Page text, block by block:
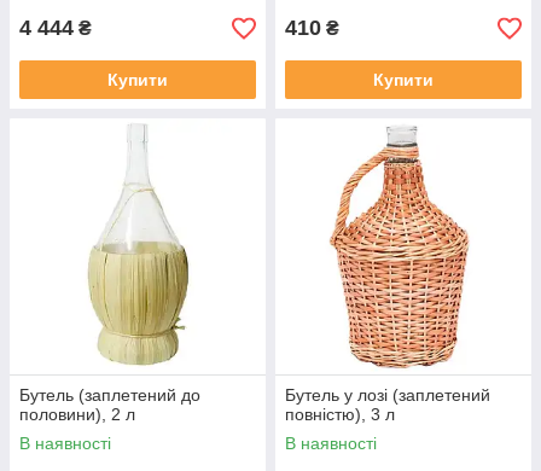
4 444 ₴
Купити
410 ₴
Купити
Бутель (заплетений до
половини), 2 л
В наявності
Бутель у лозі (заплетений
повністю), 3 л
В наявності